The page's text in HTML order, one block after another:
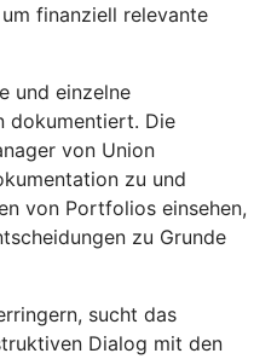
finanziell relevante
und einzelne
dokumentiert. Die
von Union
zu und
von Portfolios einsehen,
zu Grunde
sucht das
Dialog mit den